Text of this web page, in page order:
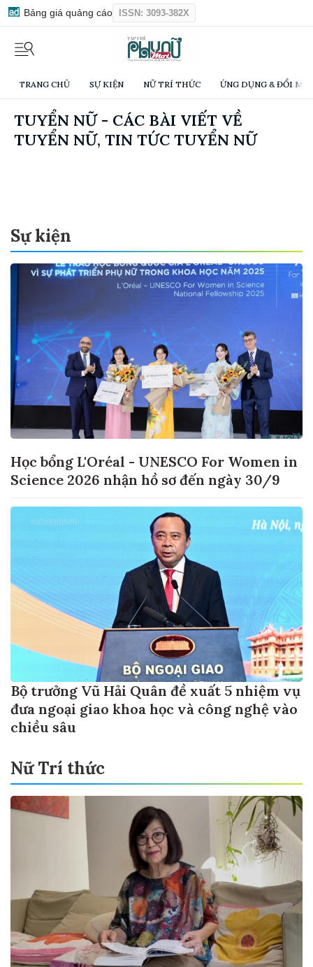
Bảng giá quảng cáo ISSN: 3093-382X
TRANG CHỦ SỰ KIỆN NỮ TRÍ THỨC ỨNG DỤNG & ĐỔI
TUYỂN NỮ - CÁC BÀI VIẾT VỀ
TUYỂN NỮ, TIN TỨC TUYỂN NỮ
Sự kiện
Học bổng L'Oréal - UNESCO For Women in
Science 2026 nhận hồ sơ đến ngày 30/9
Bộ trưởng Vũ Hải Quân đề xuất 5 nhiệm vụ
đưa ngoại giao khoa học và công nghệ vào
chiều sâu
Nữ Trí thức